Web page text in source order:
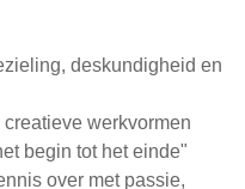
deskundigheid en
werkvormen
begin tot het einde"
over met passie,